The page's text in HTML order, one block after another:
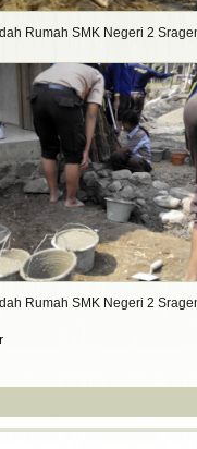
Rumah SMK Negeri 2
Rumah SMK Negeri 2